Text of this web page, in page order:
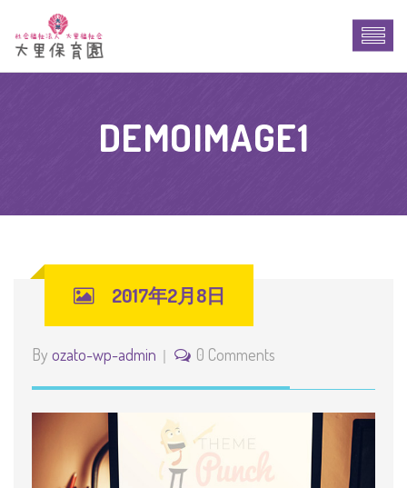
DEMOIMAGE1
2017年2月8日
By ozato-wp-admin 0 Comments